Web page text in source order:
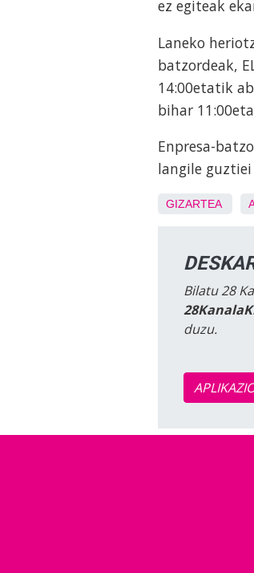
ez egiteak
Laneko
batzordeak,
14:00etatik
bihar
Enpresa-
langile
GIZARTEA
Bilatu 28
duzu.